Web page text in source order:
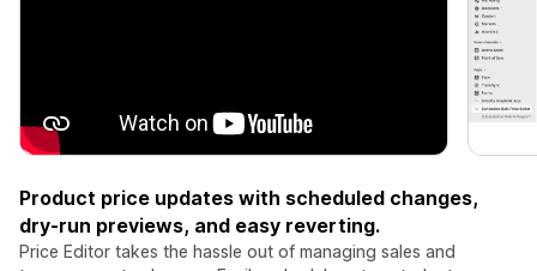
Product price updates with scheduled changes,
dry-run previews, and easy reverting.
Price Editor takes the hassle out of managing sales and